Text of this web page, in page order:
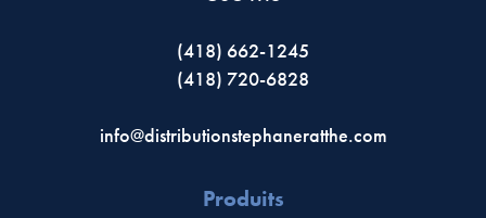
(418) 662-1245
(418) 720-6828
info@distributionstephaneratthe.com
Produits